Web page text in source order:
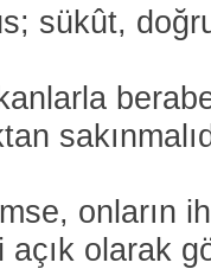
sükût,
onların
olarak